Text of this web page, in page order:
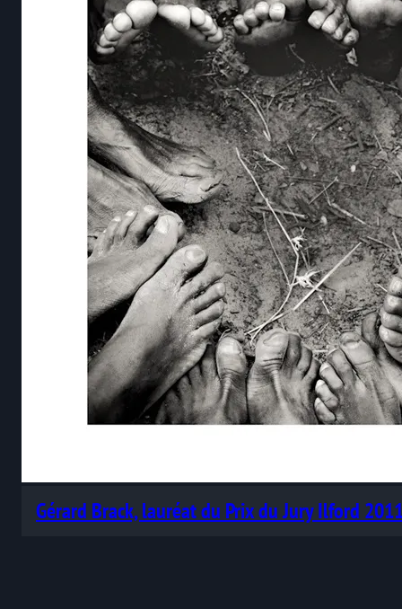
Gérard Brack, lauréat du Prix du Jury Ilford